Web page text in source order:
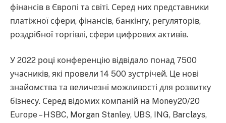
фінансів в Європі та світі. Серед них представники
платіжної сфери, фінансів, банкінгу, регуляторів,
роздрібної торгівлі, сфери цифрових активів.
У 2022 році конференцію відвідало понад 7500
учасників, які провели 14 500 зустрічей. Це нові
знайомства та величезні можливості для розвитку
бізнесу. Серед відомих компаній на Money20/20
Europe – HSBC, Morgan Stanley, UBS, ING, Barclays,